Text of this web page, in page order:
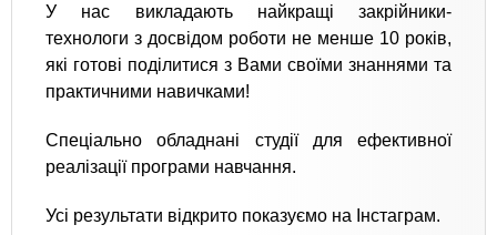
У нас викладають найкращі закрійники-
технологи з досвідом роботи не менше 10 років,
які готові поділитися з Вами своїми знаннями та
практичними навичками!
Спеціально обладнані студії для ефективної
реалізації програми навчання.
Усі результати відкрито показуємо на Інстаграм.